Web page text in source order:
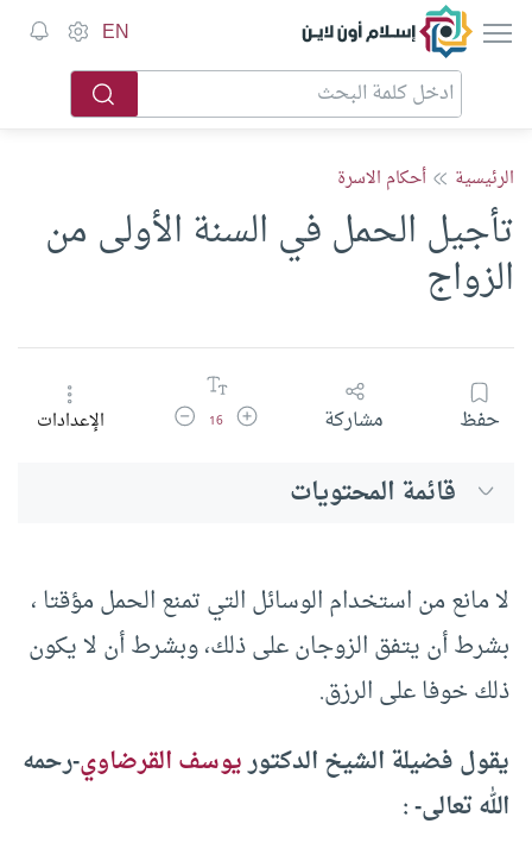
إسلام أون لاين EN
الرئيسية أحكام الاسرة
تأجيل الحمل في السنة الأولى من
الزواج
حفظ مشاركة زيادة حجم الخط
16 تقليل حجم الخطالإعدادات
قائمة المحتويات
لا مانع من استخدام الوسائل التي تمنع الحمل مؤقتا ،
بشرط أن يتفق الزوجان على ذلك، وبشرط أن لا يكون
ذلك خوفا على الرزق.
يقول فضيلة الشيخ الدكتوريوسف القرضاوي-رحمه
الله تعالى- :